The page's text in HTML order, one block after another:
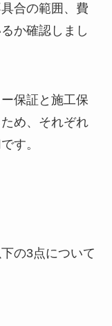
合の範囲、費
か確認しまし
保証と施工保
め、それぞれ
す。
の3点について